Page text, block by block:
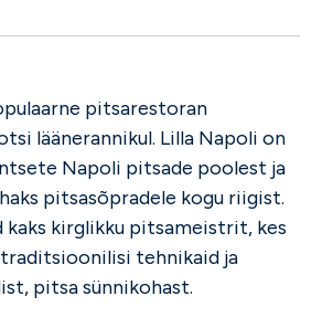
pitsarestoran
läänerannikul. Lilla Napoli on
Napoli pitsade poolest ja
pitsasõpradele kogu riigist.
kaks kirglikku pitsameistrit, kes
tehnikaid ja
pitsa sünnikohast.